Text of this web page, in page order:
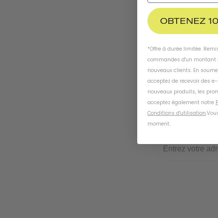
OBTENEZ
*Offre à durée limitée.
commandes d'un montant
nouveaux clients. En
acceptez de recevoir des
nouveaux produits, les
acceptez également notre
Conditions d'utilisation.
moment.